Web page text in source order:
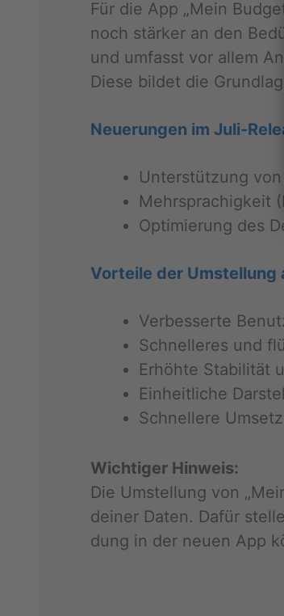
Für die App „Mein
noch stär­ker an den
und um­fasst vor allem
Diese bil­det die
Neue­run­gen im Ju­li-
Un­ter­stüt­zung
Mehr­spra­chig­keit
Op­ti­mie­rung des
Vor­tei­le der Um­stel­lung
Ver­bes­ser­te
Schnel­le­res und
Er­höh­te Sta­bi­li­tät
Ein­heit­li­che
Schnel­le­re
Wich­ti­ger Hin­weis:
Die Um­stel­lung von
dei­ner Daten. Dafür
dung in der neuen App